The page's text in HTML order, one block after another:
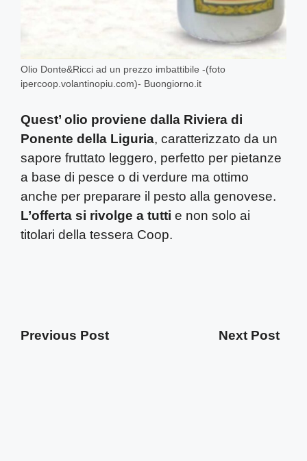
Olio Donte&Ricci ad un prezzo imbattibile -(foto
ipercoop.volantinopiu.com)- Buongiorno.it
Quest’ olio proviene dalla Riviera di
Ponente della Liguria, caratterizzato da un
sapore fruttato leggero, perfetto per pietanze
a base di pesce o di verdure ma ottimo
anche per preparare il pesto alla genovese.
L’offerta si rivolge a tutti e non solo ai
titolari della tessera Coop.
Previous Post Next Post